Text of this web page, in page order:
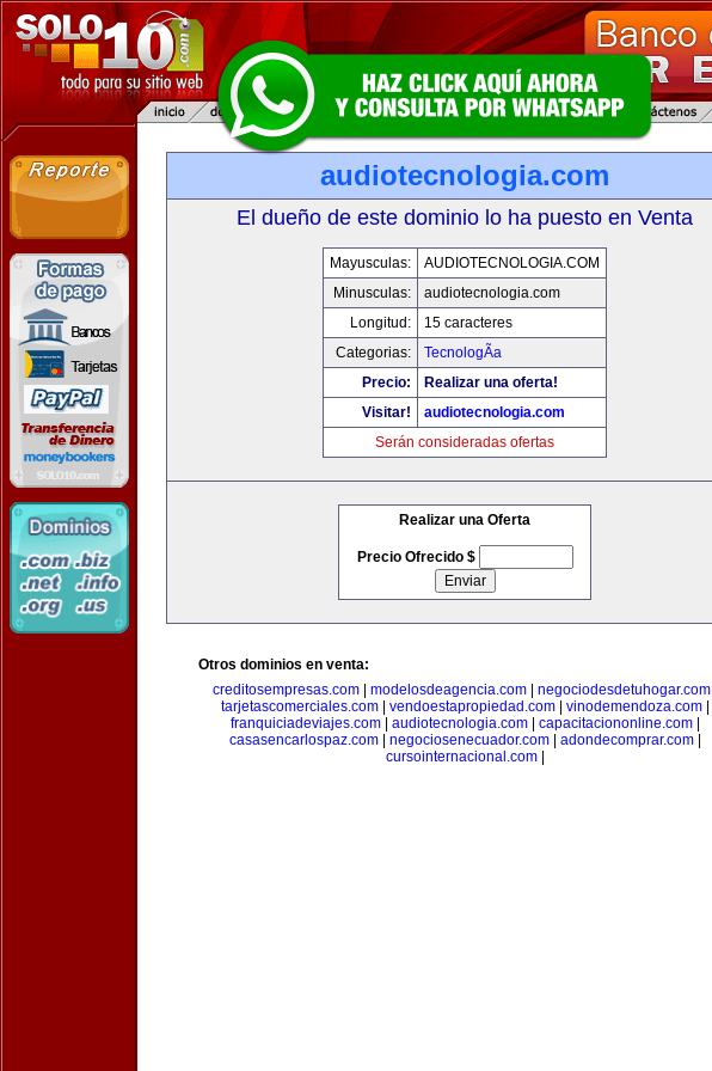
audiotecnologia.com
El dueño de este dominio lo ha puesto en Venta
Mayusculas:
AUDIOTECNOLOGIA.COM
Minusculas:
audiotecnologia.com
Longitud:
15 caracteres
Categorias:
TecnologÃ­a
Precio:
Realizar una oferta!
Visitar!
audiotecnologia.com
Serán consideradas ofertas
Realizar una Oferta
Precio Ofrecido $
Otros dominios en venta:
creditosempresas.com| modelosdeagencia.com| negociodesdetuhogar.com|
tarjetascomerciales.com| vendoestapropiedad.com| vinodemendoza.com|
franquiciadeviajes.com| audiotecnologia.com| capacitaciononline.com|
casasencarlospaz.com| negociosenecuador.com| adondecomprar.com|
cursointernacional.com|